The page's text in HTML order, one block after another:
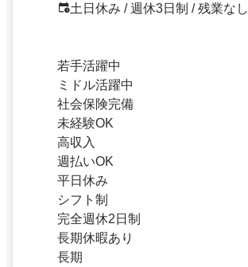
土日休み / 週休3日制 / 残業なし
若手活躍中
ミドル活躍中
社会保険完備
未経験OK
高収入
週払いOK
平日休み
シフト制
完全週休2日制
長期休暇あり
長期